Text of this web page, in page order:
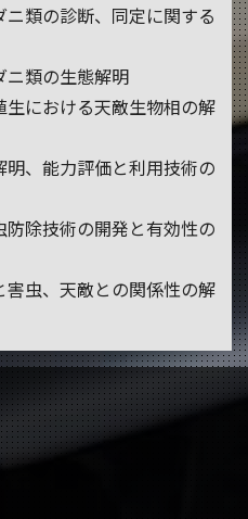
類の診断、同定に関する
ニ類の生態解明
における天敵生物相の解
、能力評価と利用技術の
除技術の開発と有効性の
虫、天敵との関係性の解